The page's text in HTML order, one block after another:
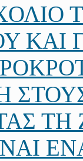
ΚΑΙ
ΤΗ